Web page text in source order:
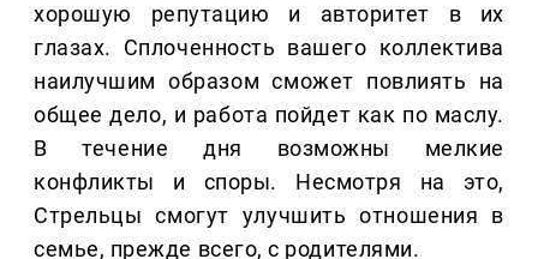
хорошую репутацию и авторитет в их
глазах. Сплоченность вашего коллектива
наилучшим образом сможет повлиять на
общее дело, и работа пойдет как по маслу.
В течение дня возможны мелкие
конфликты и споры. Несмотря на это,
Стрельцы смогут улучшить отношения в
семье, прежде всего, с родителями.